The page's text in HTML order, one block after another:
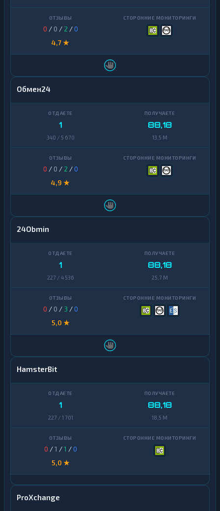
0 / 0 / 2 /0
4,7 ★
Обмен24
1
340 / 5 670
88,18
13,5 M
0 / 0 / 2 /0
4,9 ★
24Obmin
1
227 / 4 536
88,18
25,7 M
0 / 0 / 3 /0
5,0 ★
HamsterBit
1
227 / 1 701
88,18
18,5 M
0 /1 /1 /0
5,0 ★
ProXchange